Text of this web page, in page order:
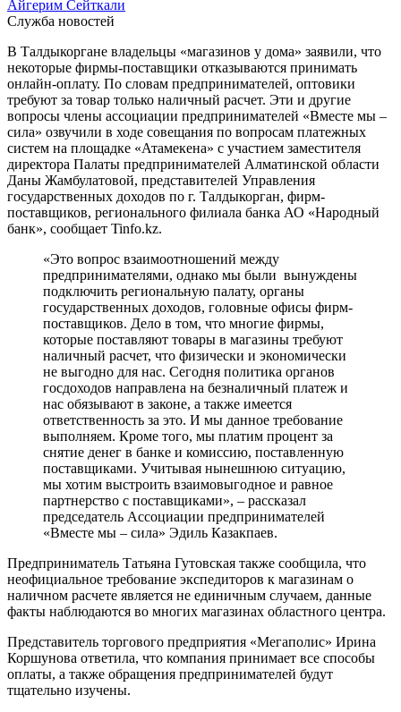
Айгерим Сейткали
Служба новостей
В Талдыкоргане владельцы «магазинов у дома» заявили, что
некоторые фирмы-поставщики отказываются принимать
онлайн-оплату. По словам предпринимателей, оптовики
требуют за товар только наличный расчет. Эти и другие
вопросы члены ассоциации предпринимателей «Вместе мы –
сила» озвучили в ходе совещания по вопросам платежных
систем на площадке «Атамекена» с участием заместителя
директора Палаты предпринимателей Алматинской области
Даны Жамбулатовой, представителей Управления
государственных доходов по г. Талдыкорган, фирм-
поставщиков, регионального филиала банка АО «Народный
банк», сообщает Tinfo.kz.
«Это вопрос взаимоотношений между
предпринимателями, однако мы были вынуждены
подключить региональную палату, органы
государственных доходов, головные офисы фирм-
поставщиков. Дело в том, что многие фирмы,
которые поставляют товары в магазины требуют
наличный расчет, что физически и экономически
не выгодно для нас. Сегодня политика органов
госдоходов направлена на безналичный платеж и
нас обязывают в законе, а также имеется
ответственность за это. И мы данное требование
выполняем. Кроме того, мы платим процент за
снятие денег в банке и комиссию, поставленную
поставщиками. Учитывая нынешнюю ситуацию,
мы хотим выстроить взаимовыгодное и равное
партнерство с поставщиками», – рассказал
председатель Ассоциации предпринимателей
«Вместе мы – сила» Эдиль Казакпаев.
Предприниматель Татьяна Гутовская также сообщила, что
неофициальное требование экспедиторов к магазинам о
наличном расчете является не единичным случаем, данные
факты наблюдаются во многих магазинах областного центра.
Представитель торгового предприятия «Мегаполис» Ирина
Коршунова ответила, что компания принимает все способы
оплаты, а также обращения предпринимателей будут
тщательно изучены.